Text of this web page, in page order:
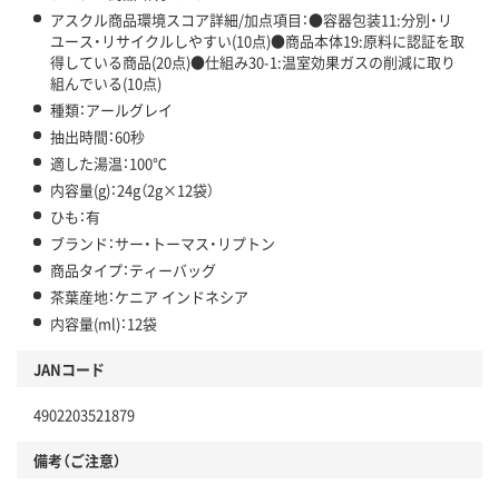
アスクル商品環境スコア詳細/加点項目：●容器包装11:分別・リ
ユース・リサイクルしやすい(10点)●商品本体19:原料に認証を取
得している商品(20点)●仕組み30-1:温室効果ガスの削減に取り
組んでいる(10点)
種類：アールグレイ
抽出時間：60秒
適した湯温：100℃
内容量(g)：24g（2g×12袋）
ひも：有
ブランド：サー・トーマス・リプトン
商品タイプ：ティーバッグ
茶葉産地：ケニア インドネシア
内容量(ml)：12袋
JANコード
4902203521879
備考（ご注意）